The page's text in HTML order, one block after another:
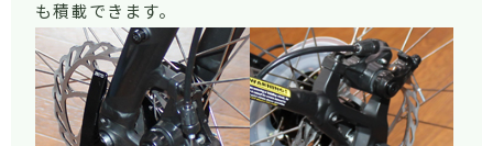
も積載できます。